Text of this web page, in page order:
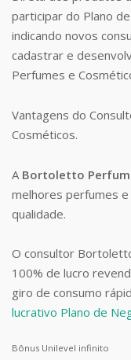
participar do Plano
indicando novos
cadastrar e
Perfumes e
Vantagens do
Cosméticos.
A Bortoletto
melhores perfumes
qualidade.
O consultor
100% de lucro
giro de consumo
lucrativo Plano de
Bônus Unilevel infinito